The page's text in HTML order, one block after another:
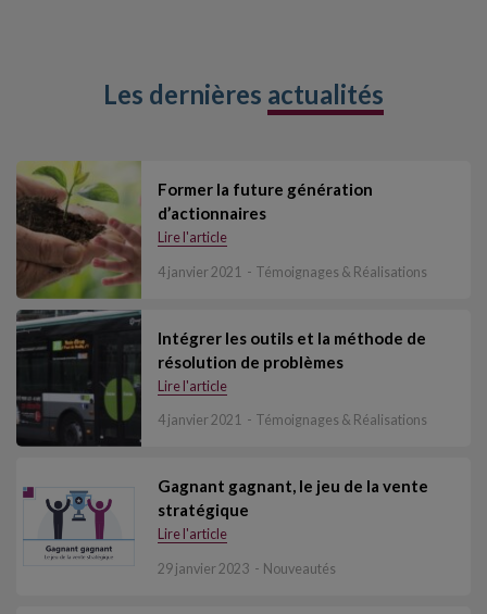
Les dernières actualités
Former la future génération
d’actionnaires
Lire l'article
4 janvier 2021 Témoignages & Réalisations
Intégrer les outils et la méthode de
résolution de problèmes
Lire l'article
4 janvier 2021 Témoignages & Réalisations
Gagnant gagnant, le jeu de la vente
stratégique
Lire l'article
29 janvier 2023 Nouveautés